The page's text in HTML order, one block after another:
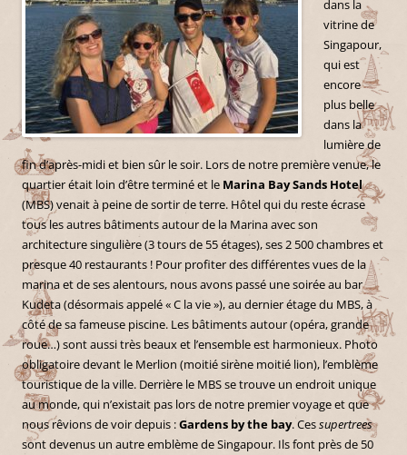
dans la
vitrine de
Singapour,
qui est
encore
plus belle
dans la
lumière de
fin d’après-midi et bien sûr le soir. Lors de notre première venue, le
quartier était loin d’être terminé et le Marina Bay Sands Hotel
(MBS) venait à peine de sortir de terre. Hôtel qui du reste écrase
tous les autres bâtiments autour de la Marina avec son
architecture singulière (3 tours de 55 étages), ses 2 500 chambres et
presque 40 restaurants ! Pour profiter des différentes vues de la
marina et de ses alentours, nous avons passé une soirée au bar
Kudeta (désormais appelé « C la vie »), au dernier étage du MBS, à
côté de sa fameuse piscine. Les bâtiments autour (opéra, grande
roue…) sont aussi très beaux et l’ensemble est harmonieux. Photo
obligatoire devant le Merlion (moitié sirène moitié lion), l’emblème
touristique de la ville. Derrière le MBS se trouve un endroit unique
au monde, qui n’existait pas lors de notre premier voyage et que
nous rêvions de voir depuis :Gardens by the bay. Cessupertrees
sont devenus un autre emblème de Singapour. Ils font près de 50